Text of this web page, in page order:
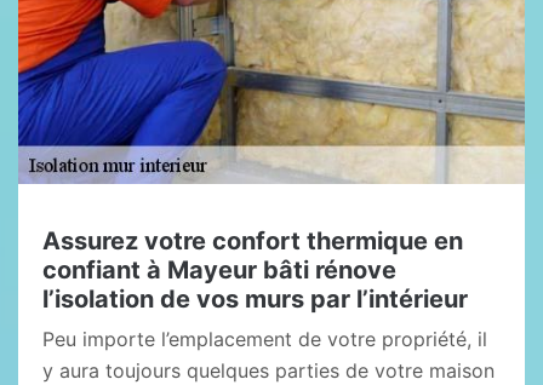
Assurez votre confort thermique en
confiant à Mayeur bâti rénove
l’isolation de vos murs par l’intérieur
Peu importe l’emplacement de votre propriété, il
y aura toujours quelques parties de votre maison